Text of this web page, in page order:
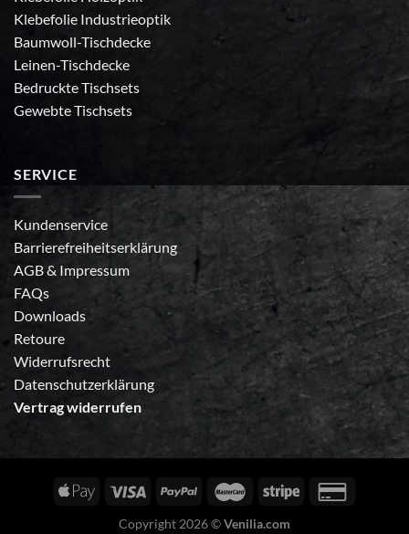
Klebefolie Industrieoptik
Baumwoll-Tischdecke
Leinen-Tischdecke
Bedruckte Tischsets
Gewebte Tischsets
SERVICE
Kundenservice
Barrierefreiheitserklärung
AGB& Impressum
FAQs
Downloads
Retoure
Widerrufsrecht
Datenschutzerklärung
Vertrag widerrufen
Copyright 2026 ©Venilia.com